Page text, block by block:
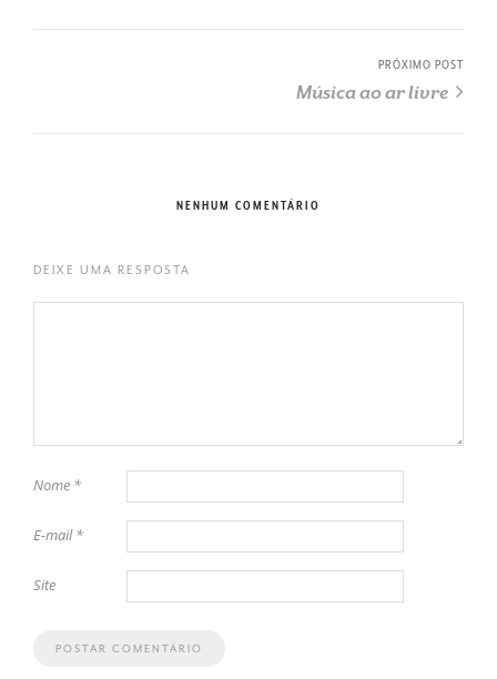
PRÓXIMO POST
Música ao ar livre
NENHUM COMENTÁRIO
DEIXE UMA RESPOSTA
Nome *
E-mail*
Site